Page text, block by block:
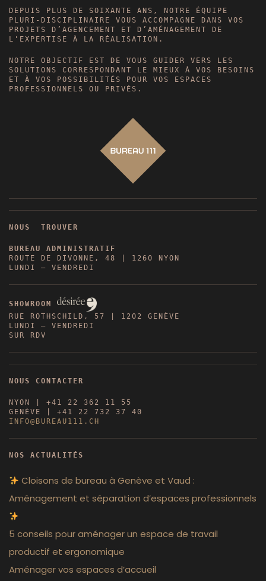
DEPUIS PLUS DE SOIXANTE ANS,
NOTRE ÉQUIPE
PLURI-DISCIPLINAIRE VOUS ACCOMPAGNE DANS VOS
PROJETS D’AGENCEMENT ET D’AMÉNAGEMENT DE
L'EXPERTISE À LA RÉALISATION.
NOTRE OBJECTIF EST DE VOUS GUIDER VERS LES
SOLUTIONS CORRESPONDANT LE MIEUX À VOS BESOINS
ET À VOS POSSIBILITÉS POUR VOS ESPACES
PROFESSIONNELS OU PRIVÉS.
NOUS TROUVER
BUREAU ADMINISTRATIF
ROUTE DE DIVONNE, 48 | 1260 NYON
LUNDI – VENDREDI
SHOWROOM
RUE ROTHSCHILD, 57 | 1202 GENÈVE
LUNDI – VENDREDI
SUR RDV
NOUS CONTACTER
NYON | +41 22 362 11 55
GENÈVE | +41 22 732 37 40
INFO@BUREAU111.CH
NOS ACTUALITÉS
Cloisons de bureau à Genève et Vaud :
Aménagement et séparation d’espaces professionnels
5 conseils pour aménager un espace de travail
productif et ergonomique
Aménager vos espaces d’accueil